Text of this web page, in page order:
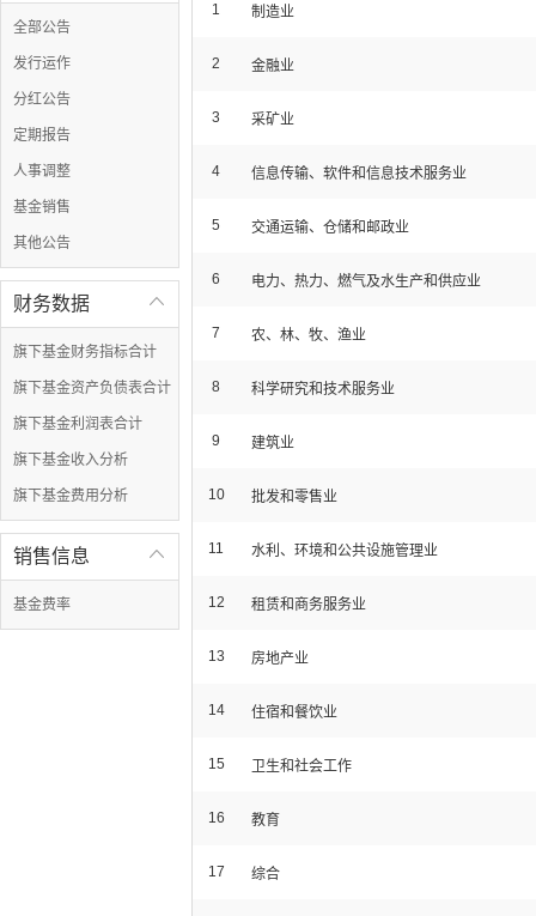
全部公告
发行运作
分红公告
定期报告
人事调整
基金销售
其他公告

财务数据
旗下基金财务指标合计
旗下基金资产负债表合计
旗下基金利润表合计
旗下基金收入分析
旗下基金费用分析

销售信息
基金费率
1 制造业
2 金融业
3 采矿业
4 信息传输、软件和信息技术服务业
5 交通运输、仓储和邮政业
6 电力、热力、燃气及水生产和供应业
7 农、林、牧、渔业
8 科学研究和技术服务业
9 建筑业
10 批发和零售业
11 水利、环境和公共设施管理业
12 租赁和商务服务业
13 房地产业
14 住宿和餐饮业
15 卫生和社会工作
16 教育
17 综合